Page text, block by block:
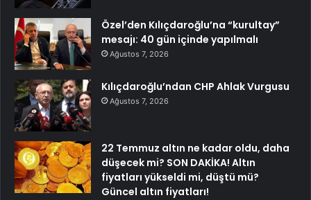
Özel’den Kılıçdaroğlu’na “kurultay”
mesajı: 40 gün içinde yapılmalı
Ağustos 7, 2026
Kılıçdaroğlu’ndan CHP Ahlak Vurgusu
Ağustos 7, 2026
22 Temmuz altın ne kadar oldu, daha
düşecek mi? SON DAKİKA! Altın
fiyatları yükseldi mi, düştü mü?
Güncel altın fiyatları!